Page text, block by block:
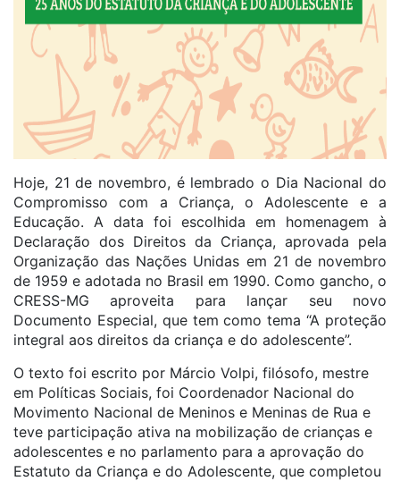
Hoje, 21 de novembro, é lembrado o Dia Nacional do
Compromisso com a Criança, o Adolescente e a
Educação. A data foi escolhida em homenagem à
Declaração dos Direitos da Criança, aprovada pela
Organização das Nações Unidas em 21 de novembro
de 1959 e adotada no Brasil em 1990. Como gancho, o
CRESS-MG aproveita para lançar seu novo
Documento Especial, que tem como tema “A proteção
integral aos direitos da criança e do adolescente”.
O texto foi escrito por Márcio Volpi, filósofo, mestre
em Políticas Sociais, foi Coordenador Nacional do
Movimento Nacional de Meninos e Meninas de Rua e
teve participação ativa na mobilização de crianças e
adolescentes e no parlamento para a aprovação do
Estatuto da Criança e do Adolescente, que completou